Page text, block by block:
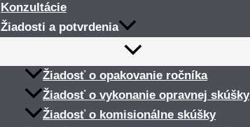
Konzultácie
Žiadosti a potvrdenia
Žiadosť o opakovanie ročníka
Žiadosť o vykonanie opravnej skúšky
Žiadosť o komisionálne skúšky